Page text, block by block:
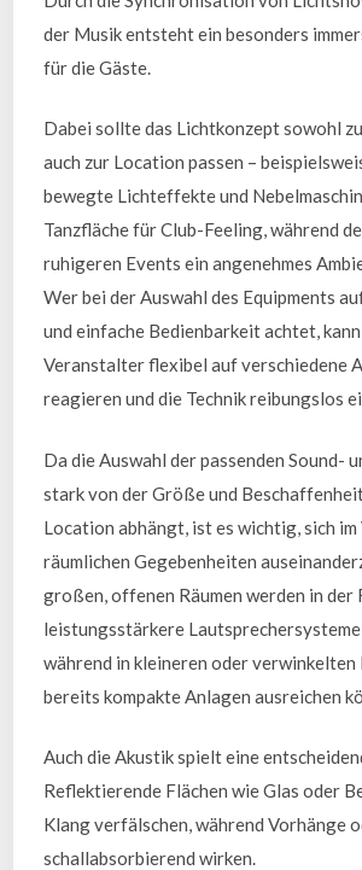
der Musik entsteht ein besonders
für die Gäste.
Dabei sollte das Lichtkonzept sowohl
auch zur Location passen –
bewegte Lichteffekte und
Tanzfläche für Club-Feeling, während
ruhigeren Events ein angenehmes
Wer bei der Auswahl des Equipments
und einfache Bedienbarkeit achtet,
Veranstalter flexibel auf verschiedene
reagieren und die Technik reibungslos
Da die Auswahl der passenden Sound-
stark von der Größe und
Location abhängt, ist es wichtig, sich
räumlichen Gegebenheiten
großen, offenen Räumen werden in der
leistungsstärkere
während in kleineren oder verwinkelten
bereits kompakte Anlagen ausreichen
Auch die Akustik spielt eine
Reflektierende Flächen wie Glas oder
Klang verfälschen, während Vorhänge
schallabsorbierend wirken.